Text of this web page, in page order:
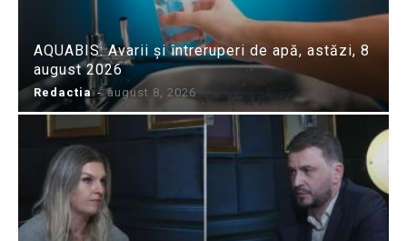
AQUABIS: Avarii și întreruperi de apă, astăzi, 8
august 2026
Redactia - august 8, 2026